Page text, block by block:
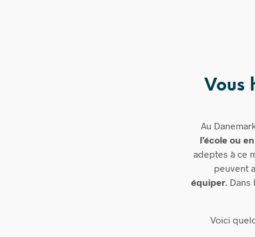
Vous
Au
l’école ou
adeptes à ce
peuvent
équiper. Dans
Voici